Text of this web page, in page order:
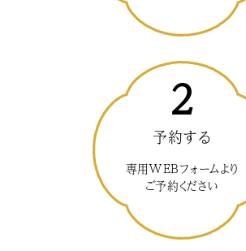
2
予約する
専用WEBフォームより
ご予約ください